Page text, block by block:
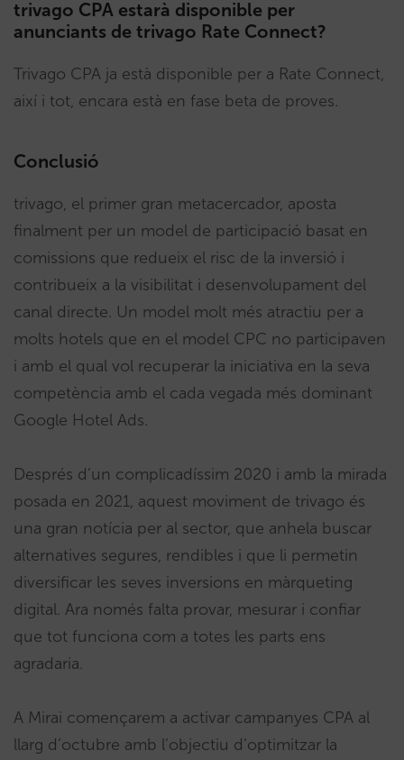
trivago CPA estarà disponible per
anunciants de trivago Rate Connect?
Trivago CPA ja està disponible per a Rate Connect,
així i tot, encara està en fase beta de proves.
Conclusió
trivago, el primer gran metacercador, aposta
finalment per un model de participació basat en
comissions que redueix el risc de la inversió i
contribueix a la visibilitat i desenvolupament del
canal directe. Un model molt més atractiu per a
molts hotels que en el model CPC no participaven
i amb el qual vol recuperar la iniciativa en la seva
competència amb el cada vegada més dominant
Google Hotel Ads.
Després d’un complicadíssim 2020 i amb la mirada
posada en 2021, aquest moviment de trivago és
una gran notícia per al sector, que anhela buscar
alternatives segures, rendibles i que li permetin
diversificar les seves inversions en màrqueting
digital. Ara només falta provar, mesurar i confiar
que tot funciona com a totes les parts ens
agradaria.
A Mirai començarem a activar campanyes CPA al
llarg d’octubre amb l’objectiu d’optimitzar la